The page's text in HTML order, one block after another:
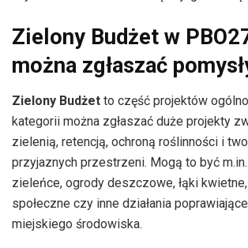
Zielony Budżet w
można zgłaszać
Zielony Budżet to część projektów
kategorii można zgłaszać duże projekty
zielenią, retencją, ochroną roślinności i
przyjaznych przestrzeni. Mogą to być
zieleńce, ogrody deszczowe, łąki
społeczne czy inne działania
miejskiego środowiska.